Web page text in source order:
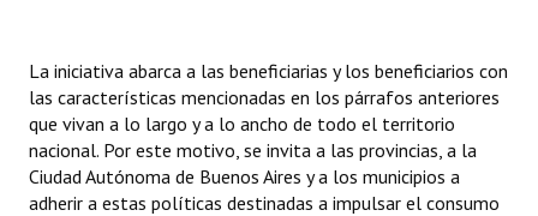
La iniciativa abarca a las beneficiarias y los beneficiarios con
las características mencionadas en los párrafos anteriores
que vivan a lo largo y a lo ancho de todo el territorio
nacional. Por este motivo, se invita a las provincias, a la
Ciudad Autónoma de Buenos Aires y a los municipios a
adherir a estas políticas destinadas a impulsar el consumo